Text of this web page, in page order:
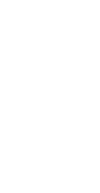
Training. Der
ersten aber machen
gute Bilder und